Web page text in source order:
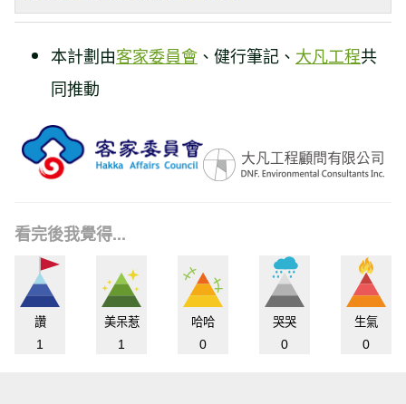
本計劃由客家委員會 、健行筆記、 大凡工程共
同推動
看完後我覺得...
讚
1
美呆惹
1
哈哈
0
哭哭
0
生氣
0